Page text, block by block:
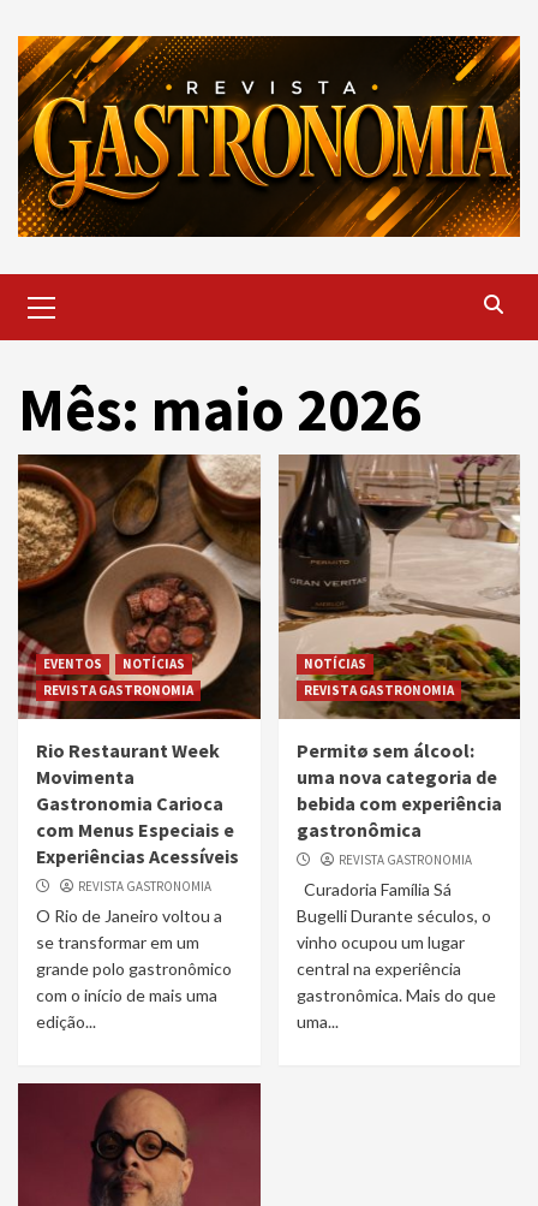
content
Menu
Mês: maio 2026
EVENTOS
NOTÍCIAS
REVISTA GASTRONOMIA
Rio Restaurant Week
Movimenta
Gastronomia Carioca
com Menus Especiais e
Experiências Acessíveis
REVISTA GASTRONOMIA
O Rio de Janeiro voltou a
se transformar em um
grande polo gastronômico
com o início de mais uma
edição...
NOTÍCIAS
REVISTA GASTRONOMIA
Permitø sem álcool:
uma nova categoria de
bebida com experiência
gastronômica
REVISTA GASTRONOMIA
Curadoria Família Sá
Bugelli Durante séculos, o
vinho ocupou um lugar
central na experiência
gastronômica. Mais do que
uma...